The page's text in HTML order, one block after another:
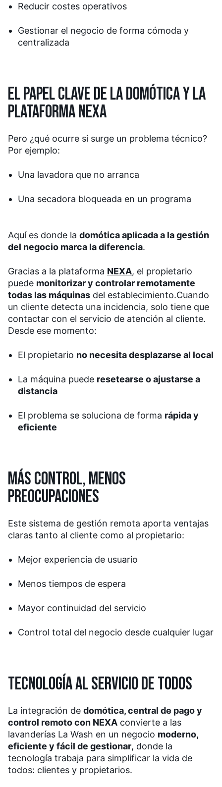
Reducir costes operativos
Gestionar el negocio de forma cómoda y
centralizada
EL PAPEL CLAVE DE LA DOMÓTICA Y LA
PLATAFORMA NEXA
Pero ¿qué ocurre si surge un problema técnico?
Por ejemplo:
Una lavadora que no arranca
Una secadora bloqueada en un programa
Aquí es donde la domótica aplicada a la gestión
del negocio marca la diferencia.
Gracias a la plataforma NEXA, el propietario
puede monitorizar y controlar remotamente
todas las máquinas del establecimiento.Cuando
un cliente detecta una incidencia, solo tiene que
contactar con el servicio de atención al cliente.
Desde ese momento:
El propietario no necesita desplazarse al local
La máquina puede resetearse o ajustarse a
distancia
El problema se soluciona de forma rápida y
eficiente
MÁS CONTROL, MENOS
PREOCUPACIONES
Este sistema de gestión remota aporta ventajas
claras tanto al cliente como al propietario:
Mejor experiencia de usuario
Menos tiempos de espera
Mayor continuidad del servicio
Control total del negocio desde cualquier lugar
TECNOLOGÍA AL SERVICIO DE TODOS
La integración de domótica, central de pago y
control remoto con NEXA convierte a las
lavanderías La Wash en un negocio moderno,
eficiente y fácil de gestionar, donde la
tecnología trabaja para simplificar la vida de
todos: clientes y propietarios.